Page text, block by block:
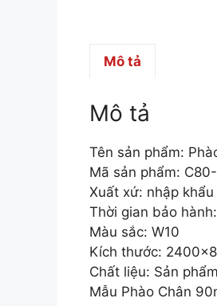
Mô tả
Mô tả
Tên sản phẩm:
Mã sản phẩm:
Xuất xứ: nhập
Thời gian bảo
Màu sắc: W10
Kích thước:
Chất liệu: Sản
Mẫu Phào Chân